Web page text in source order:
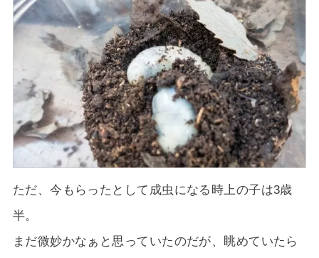
ただ、今もらったとして成虫になる時上の子は3歳
半。
まだ微妙かなぁと思っていたのだが、眺めていたら